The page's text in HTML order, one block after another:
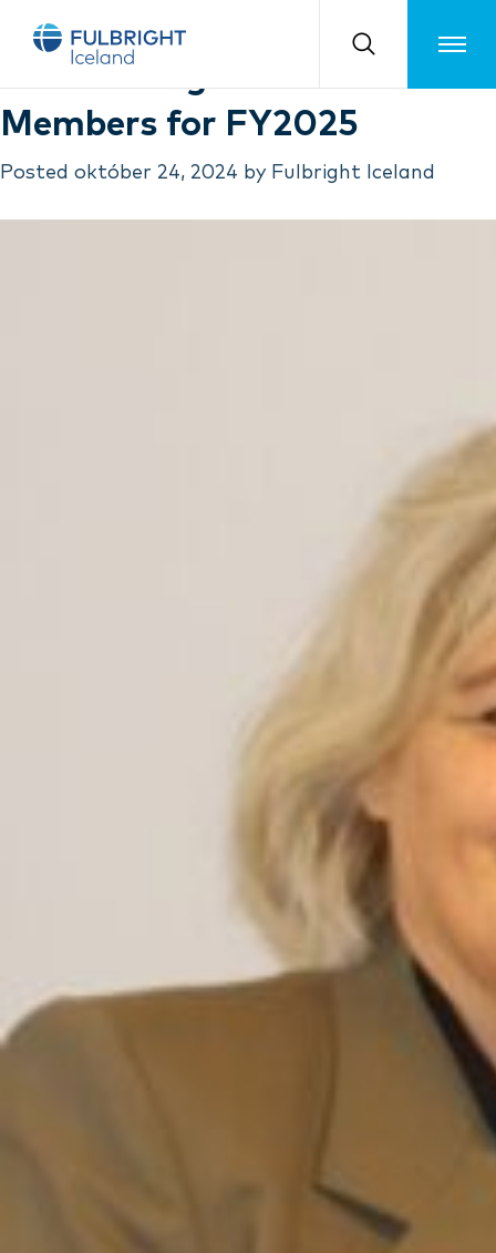
Toggle
Month:október 2024
New Fulbright Board
Members for FY2025
Posted október 24, 2024 by Fulbright Iceland